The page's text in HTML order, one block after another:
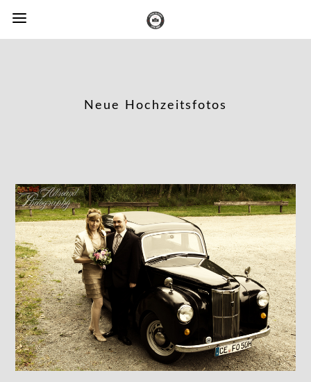
Neue Hochzeitsfotos